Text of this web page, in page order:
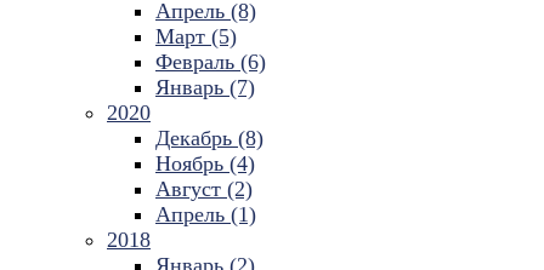
Апрель (8)
Март (5)
Февраль (6)
Январь (7)
2020
Декабрь (8)
Ноябрь (4)
Август (2)
Апрель (1)
2018
Январь (2)